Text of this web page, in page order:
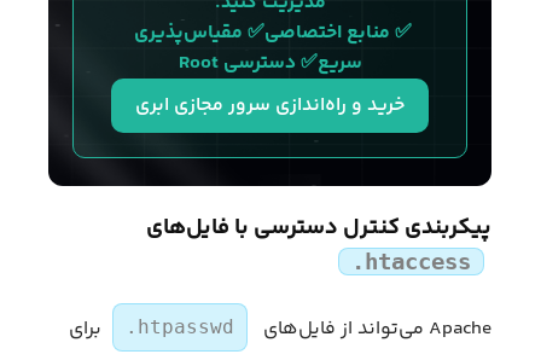
✅ منابع اختصاصی✅ مقیاس‌پذیری
سریع✅ دسترسی Root
خرید و راه‌اندازی سرور مجازی ابری
پیکربندی کنترل دسترسی با فایل‌های
.htaccess
Apache می‌تواند از فایل‌های .htpasswd
برای